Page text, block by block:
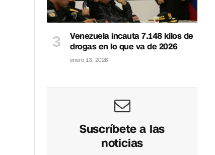
Venezuela incauta 7.148 kilos de
drogas en lo que va de 2026
enero 13, 2026
Suscríbete a las
noticias